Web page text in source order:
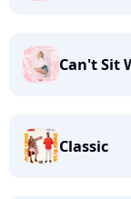
Can't Sit
Classic